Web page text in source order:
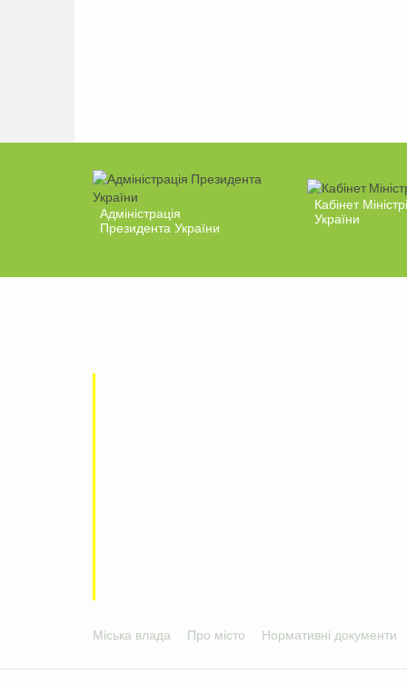
Адміністрація
Президента України
Кабінет
України
Міська влада Про місто Нормативні документи